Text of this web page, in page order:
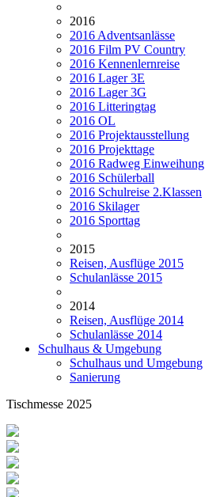
2016
2016 Adventsanlässe
2016 Film PV Country
2016 Kennenlernreise
2016 Lager 3E
2016 Lager 3G
2016 Litteringtag
2016 OL
2016 Projektausstellung
2016 Projekttage
2016 Radweg Einweihung
2016 Schülerball
2016 Schulreise 2.Klassen
2016 Skilager
2016 Sporttag
2015
Reisen, Ausflüge 2015
Schulanlässe 2015
2014
Reisen, Ausflüge 2014
Schulanlässe 2014
Schulhaus & Umgebung
Schulhaus und Umgebung
Sanierung
Tischmesse 2025